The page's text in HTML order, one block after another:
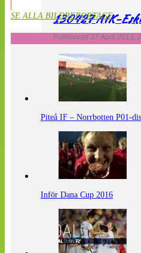
130427 AIK-
Publicerad 27 April 2013,
SE ALLA BILDREPORTAGE
Piteå IF – Norrbotten P01-
Inför Dana Cup 2016